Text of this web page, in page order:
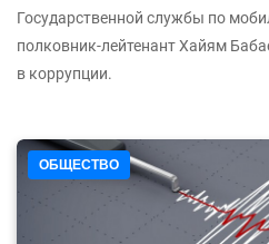
Государственной службы по
полковник-лейтенант Хайям
в коррупции.
ОБЩЕСТВО